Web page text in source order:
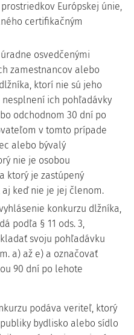
Európskej únie,
certifikačným
osvedčenými
zamestnancov alebo
ktorí nie sú jeho
ich pohľadávky
odchodnom 30 dní po
v tomto prípade
alebo bývalý
nie je osobou
ktorý je zastúpený
keď nie je jej členom.
konkurzu dlžníka,
podľa § 11 ods. 3,
svoju pohľadávku
a) až e) a označovať
90 dní po lehote
podáva veriteľ, ktorý
bydlisko alebo sídlo